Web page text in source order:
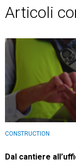
Articoli
CONSTRUCTION
Dal cantiere